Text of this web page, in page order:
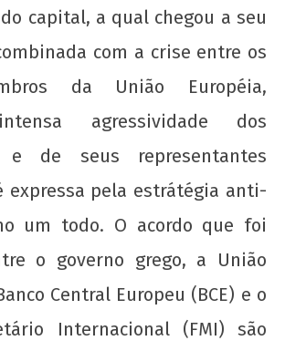
capital, a qual chegou a seu
com a crise entre os
da União Européia,
agressividade dos
e de seus representantes
expressa pela estrátégia anti-
um todo. O acordo que foi
o governo grego, a União
Central Europeu (BCE) e o
Internacional (FMI) são